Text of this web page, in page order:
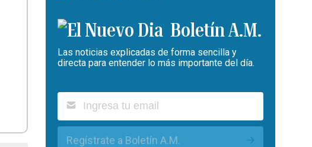
Boletín A.M.
Las noticias explicadas de forma sencilla y
directa para entender lo más importante del día.
Regístrate a Boletín A.M.